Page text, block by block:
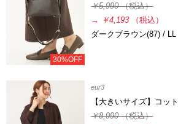
30%OFF
￥5,990（税込）
→
￥4,193
（税込）
ダークブラウン(87) / LL
eur3
【大きいサイズ】コッ
￥8,990（税込）